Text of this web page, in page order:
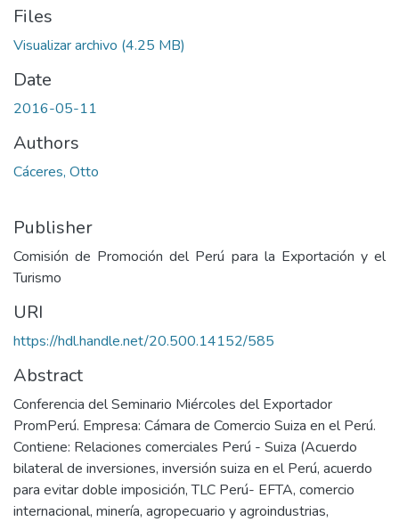
Files
Visualizar archivo (4.25 MB)
Date
2016-05-11
Authors
Cáceres, Otto
Publisher
Comisión de Promoción del Perú para la Exportación y el
Turismo
URI
https://hdl.handle.net/20.500.14152/585
Abstract
Conferencia del Seminario Miércoles del Exportador
PromPerú. Empresa: Cámara de Comercio Suiza en el Perú.
Contiene: Relaciones comerciales Perú - Suiza (Acuerdo
bilateral de inversiones, inversión suiza en el Perú, acuerdo
para evitar doble imposición, TLC Perú- EFTA, comercio
internacional, minería, agropecuario y agroindustrias,